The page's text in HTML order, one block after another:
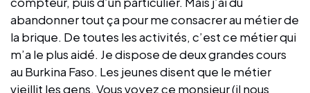
abandonner tout ça pour me consacrer au métier de
la brique. De toutes les activités, c’est ce métier qui
m’a le plus aidé. Je dispose de deux grandes cours
au Burkina Faso. Les jeunes disent que le métier
vieillit les gens. Vous voyez ce monsieur (il nous